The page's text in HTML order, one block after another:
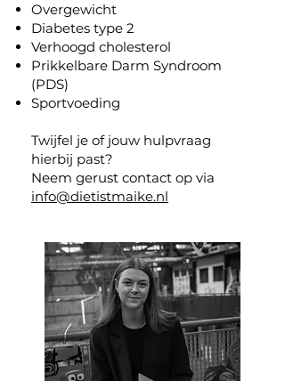
Overgewicht
Diabetes type 2
Verhoogd cholesterol
Prikkelbare Darm Syndroom
(PDS)
Sportvoeding
Twijfel je of jouw hulpvraag
hierbij past?
Neem gerust contact op via
info@dietistmaike.nl​